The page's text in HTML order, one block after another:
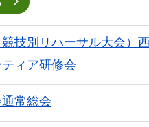
技別リハーサル大会）
ィア研修会
常総会